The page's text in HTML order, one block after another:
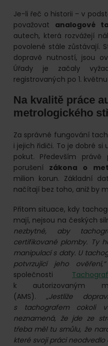
Je-li řeč o historii – v
považovat analogové
autech, která rozvážejí
povolené stále zůstávají.
dopravě nutností, jsou
Úřady je začaly
registrovaných po 1.
Na kvalitě práce
metrologického
Za správné fungování
i jejich řidiči. To je dobré
pokut. Především
porušení zákona o
milion korun. Základní
načítají bez toho, aniž by
Přitom situace, kdy
mají, nejsou na českých
nezbytné, aby
certifikované plomby. Ty
manipulací s daty. U
potvrzující jeho ověření,“
společnosti
k autorizovaným
(AMS). „Jestliže
s tachografem cokoli
neznamená, že jde ze
třeba měl tu smůlu, že
které svoji práci neodvedlo